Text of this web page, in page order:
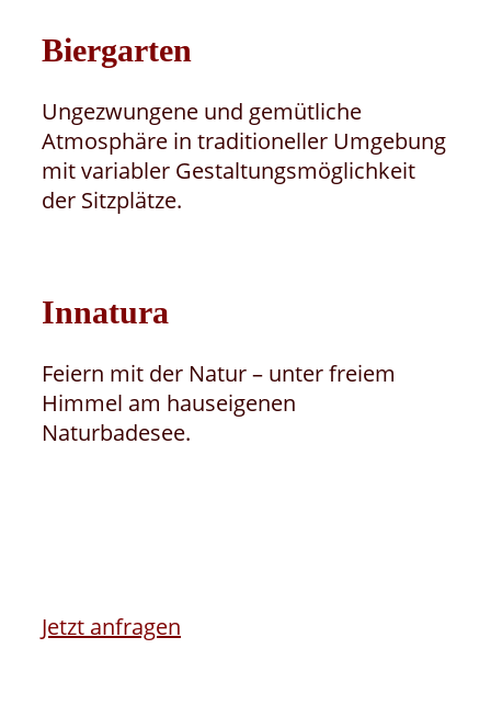
Biergarten
Ungezwungene und gemütliche
Atmosphäre in traditioneller Umgebung
mit variabler Gestaltungsmöglichkeit
der Sitzplätze.
Innatura
Feiern mit der Natur – unter freiem
Himmel am hauseigenen
Naturbadesee.
Jetzt anfragen